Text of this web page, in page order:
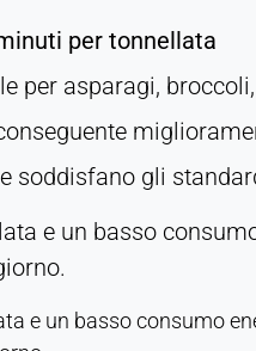
per tonnellata
per asparagi,
soddisfano gli
e un basso
e un basso consumo